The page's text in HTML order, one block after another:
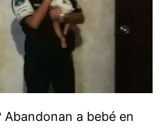
Abandonan a bebé en